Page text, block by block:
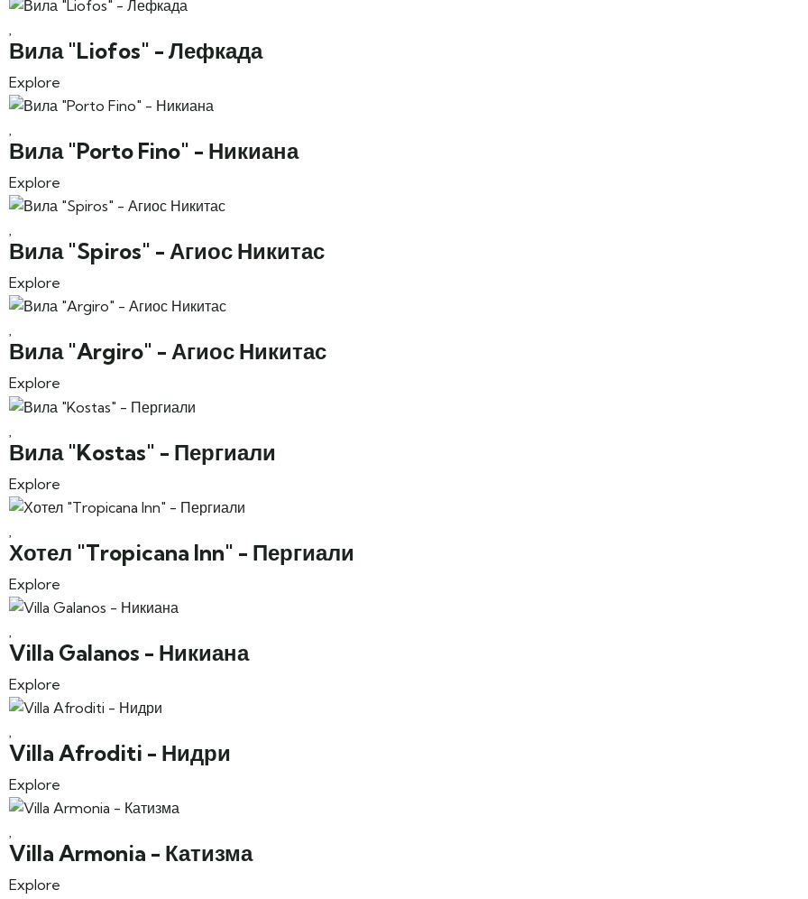
Вила "Liofos" - Лефкада
Explore
Вила "Porto Fino" - Никиана
Explore
Вила "Spiros" - Агиос Никитас
Explore
Вила "Argiro" - Агиос Никитас
Explore
Вила "Kostas" - Пергиали
Explore
Хотел "Tropicana Inn" - Пергиали
Explore
Villa Galanos - Никиана
Explore
Villa Afroditi - Нидри
Explore
Villa Armonia - Катизма
Explore